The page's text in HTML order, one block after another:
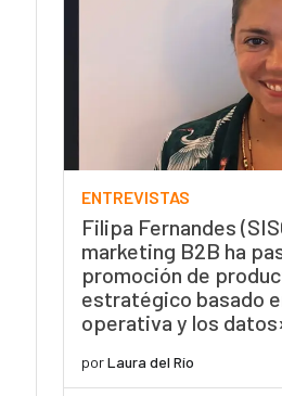
ENTREVISTAS
Filipa Fernandes
marketing B2B ha
promoción de
estratégico basado
operativa y los
porLaura del Río